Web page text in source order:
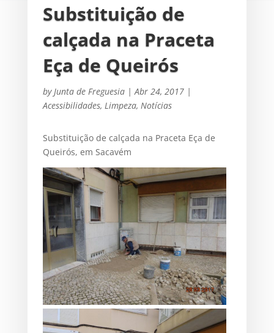
Substituição de
calçada na Praceta
Eça de Queirós
by Junta de Freguesia| Abr 24, 2017|
Acessibilidades, Limpeza, Notícias
Substituição de calçada na Praceta Eça de
Queirós, em Sacavém